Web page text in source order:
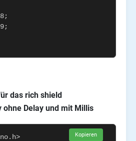
das rich shield
ohne Delay und mit Millis
Kopieren